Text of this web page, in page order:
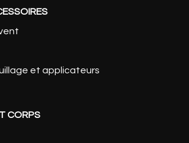
et applicateurs
CORPS